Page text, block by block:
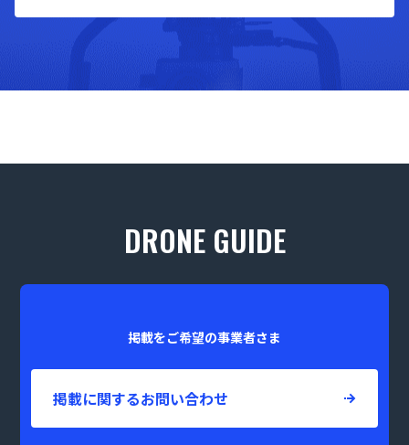
DRONE GUIDE
掲載をご希望の事業者さま
掲載に関するお問い合わせ